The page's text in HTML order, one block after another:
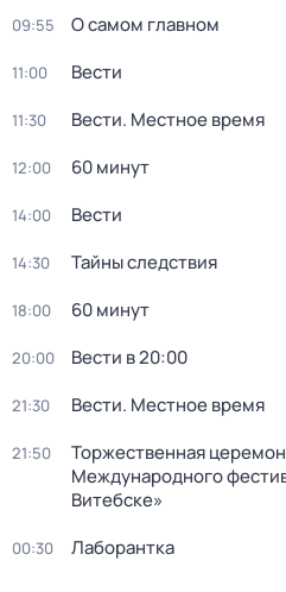
09:55 О самом главном
11:00 Вести
11:30 Вести. Местное время
12:00 60 минут
14:00 Вести
14:30 Тайны следствия
18:00 60 минут
20:00 Вести в 20:00
21:30 Вести. Местное время
21:50
Торжественная
Международного
Витебске»
00:30 Лаборантка